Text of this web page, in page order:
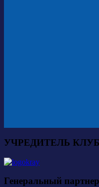
УЧРЕДИТЕЛЬ
Генеральный